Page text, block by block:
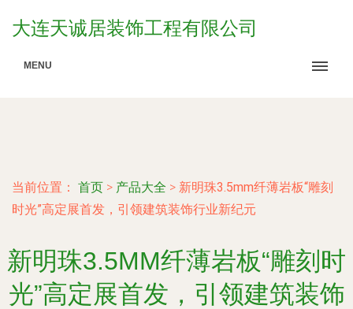
大连天诚居装饰工程有限公司
MENU
当前位置： 首页 > 产品大全 > 新明珠3.5mm纤薄岩板“雕刻
时光”高定展首发，引领建筑装饰行业新纪元
新明珠3.5MM纤薄岩板“雕刻时
光”高定展首发，引领建筑装饰